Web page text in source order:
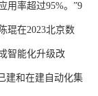
用率超过95%。 ”9
琨在2023北京数
智能化升级改
建和在建自动化集